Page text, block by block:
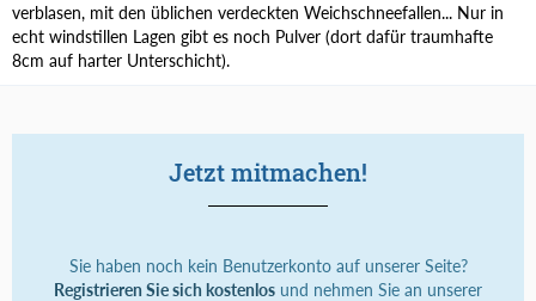
verblasen, mit den üblichen verdeckten Weichschneefallen... Nur in
echt windstillen Lagen gibt es noch Pulver (dort dafür traumhafte
8cm auf harter Unterschicht).
Jetzt mitmachen!
Sie haben noch kein Benutzerkonto auf unserer Seite?
Registrieren Sie sich kostenlos und nehmen Sie an unserer